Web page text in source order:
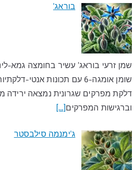
בוראג'
שומן אומגה-6 עם תכונות
דלקת מפרקים שגרונית נמצאה ירידה
וברגישות המפרקים[…]
ג'ימנמה סילבסטר